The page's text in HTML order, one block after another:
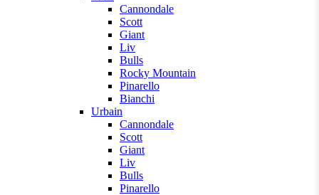
Cannondale
Scott
Giant
Liv
Bulls
Rocky Mountain
Pinarello
Bianchi
Urbain
Cannondale
Scott
Giant
Liv
Bulls
Pinarello